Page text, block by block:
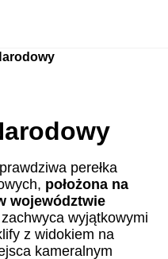
perełka
położona na
województwie
wyjątkowymi
z widokiem na
kameralnym